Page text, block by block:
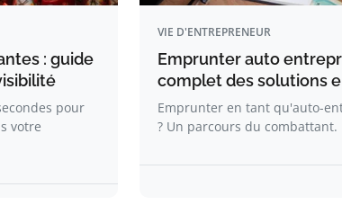
: guide
pour
votre
VIE D'ENTREPRENEUR
Emprunter auto
complet des solutions
Emprunter en tant qu'auto-
? Un parcours du combattant.